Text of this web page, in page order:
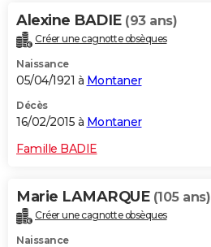
Alexine BADIE (93 ans)
Créer une cagnotte obsèques
Naissance
05/04/1921 à Montaner
Décès
16/02/2015 à Montaner
Famille BADIE
Marie LAMARQUE (105 ans)
Créer une cagnotte obsèques
Naissance